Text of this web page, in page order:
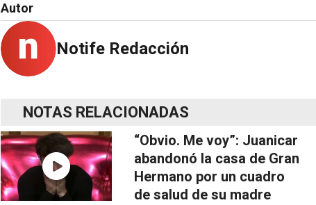
Autor
Notife Redacción
NOTAS RELACIONADAS
“Obvio. Me voy”: Juanicar
abandonó la casa de Gran
Hermano por un cuadro
de salud de su madre